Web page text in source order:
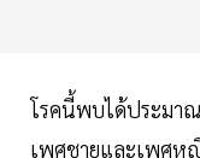
โรคนี้พบได้ประมา
เพศชายและเพศห